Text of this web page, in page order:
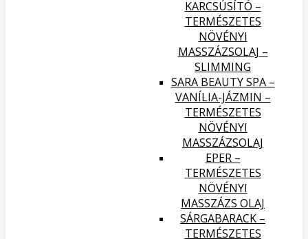
KARCSÚSÍTÓ –
TERMÉSZETES
NÖVÉNYI
MASSZÁZSOLAJ –
SLIMMING
SARA BEAUTY SPA –
VANÍLIA-JÁZMIN –
TERMÉSZETES
NÖVÉNYI
MASSZÁZSOLAJ
EPER –
TERMÉSZETES
NÖVÉNYI
MASSZÁZS OLAJ
SÁRGABARACK –
TERMÉSZETES